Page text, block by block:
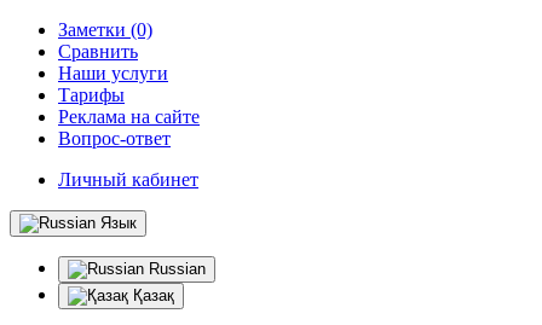
Заметки (0)
Сравнить
Наши услуги
Тарифы
Реклама на сайте
Вопрос-ответ
Личный кабинет
Язык
Russian
Қазақ